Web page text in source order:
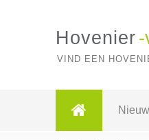
Hovenier -
VIND EEN